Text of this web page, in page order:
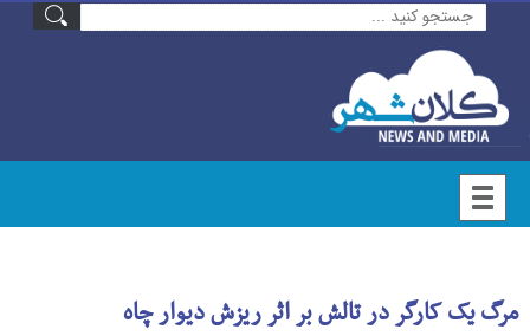
مرگ یک کارگر در تالش بر اثر ریزش دیوار چاه